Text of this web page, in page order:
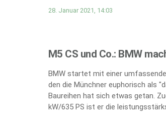
28. Januar 2021, 14:03
M5 CS und Co.: BMW
BMW startet mit einer
den die Münchner euphorisch als
Baureihen hat sich etwas getan.
kW/635 PS ist er die